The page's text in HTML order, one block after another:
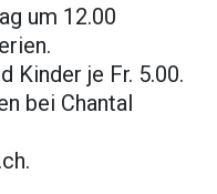
um 12.00
Kinder je Fr. 5.00.
bei Chantal
.